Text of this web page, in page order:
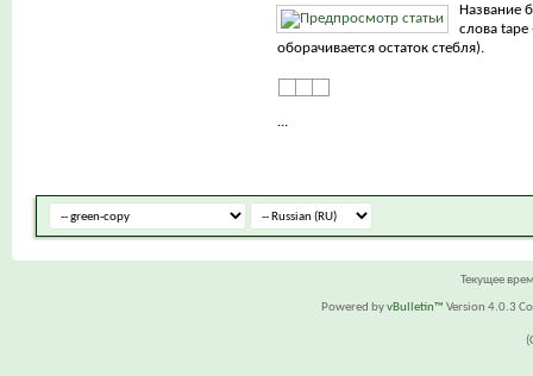
Название
слова tape
оборачивается остаток стебля).
...
Текущее
Powered byvBulletin™ Version 4.0.3